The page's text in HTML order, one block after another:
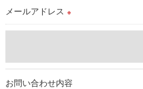
個人情報の開示･訂正･削除・利
しては、お電話でお問合せ下さい
メールアドレス ※
お問い合わせ内容